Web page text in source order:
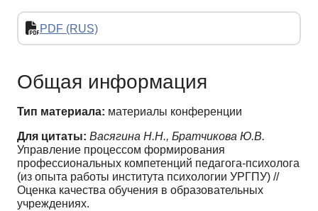
PDF (RUS)
Общая информация
Тип материала: материалы конференции
Для цитаты: Васягина Н.Н., Братчикова Ю.В.
Управление процессом формирования
профессиональных компетенций педагога-психолога
(из опыта работы института психологии УРГПУ) //
Оценка качества обучения в образовательных
учреждениях.